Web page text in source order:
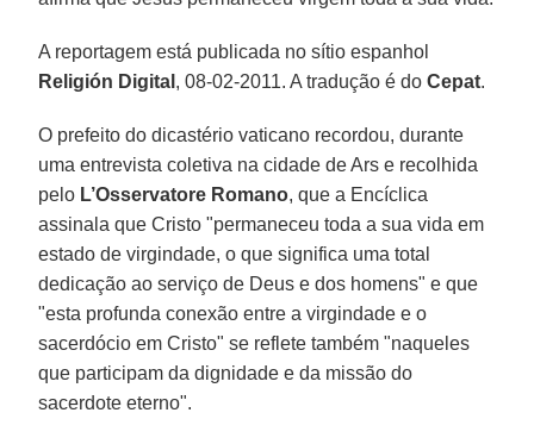
A reportagem está publicada no sítio espanhol
Religión Digital , 08-02-2011. A tradução é doCepat.
O prefeito do dicastério vaticano recordou, durante
uma entrevista coletiva na cidade de Ars e recolhida
pelo L’Osservatore Romano, que a Encíclica
assinala que Cristo "permaneceu toda a sua vida em
estado de virgindade, o que significa uma total
dedicação ao serviço de Deus e dos homens" e que
"esta profunda conexão entre a virgindade e o
sacerdócio em Cristo" se reflete também "naqueles
que participam da dignidade e da missão do
sacerdote eterno".